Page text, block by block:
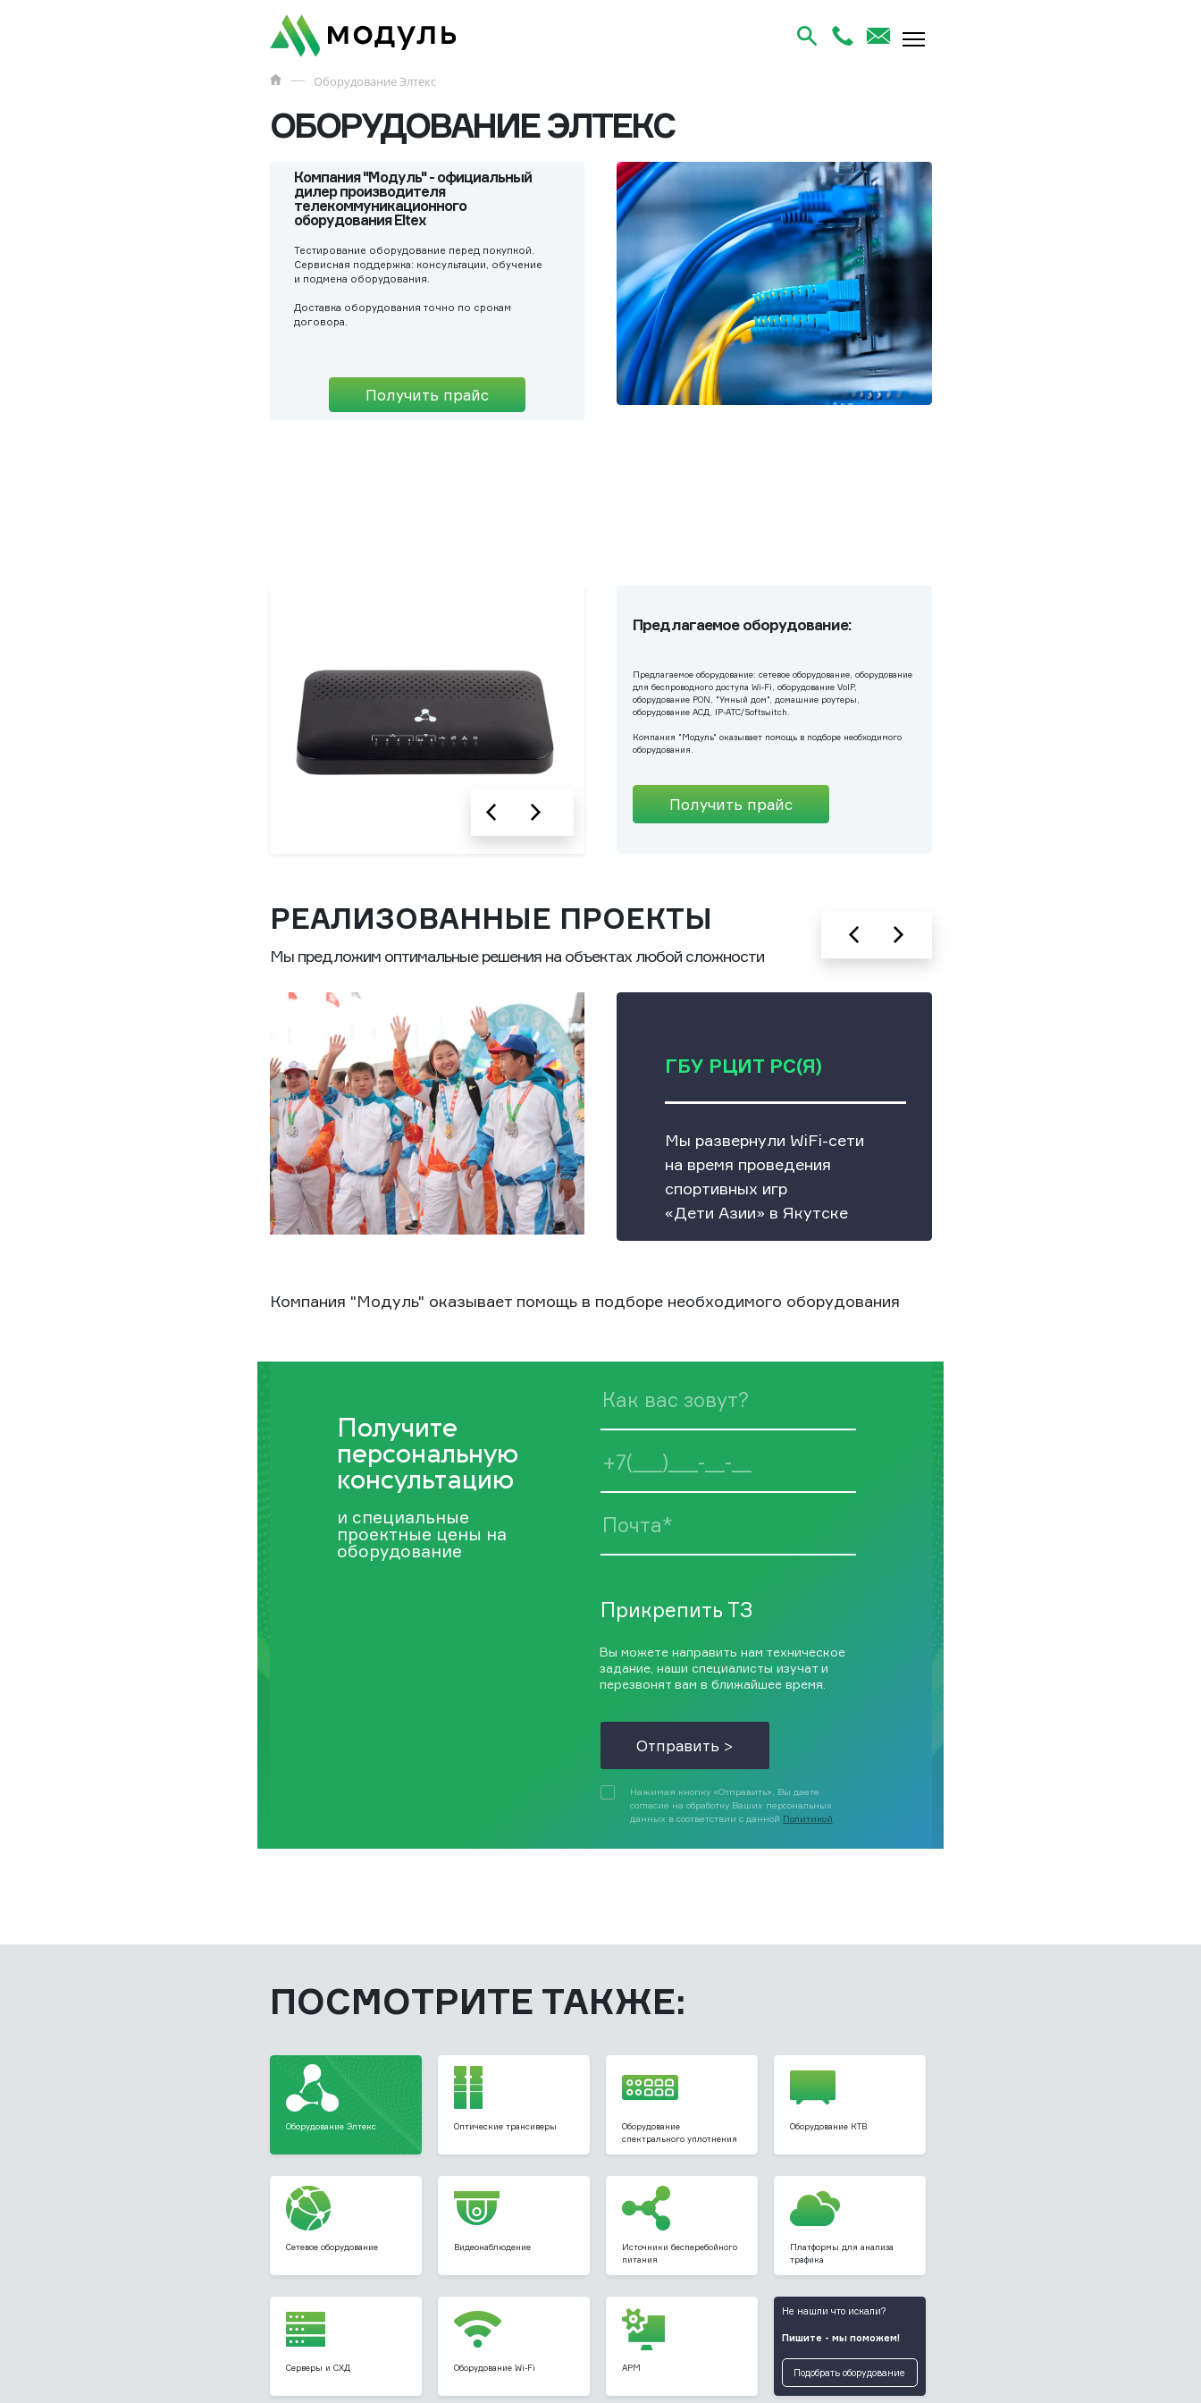
Оборудование Элтекс
ОБОРУДОВАНИЕ ЭЛТЕКС
Компания "Модуль" - официальный
дилер производителя
телекоммуникационного
оборудования Eltex ​
Тестирование оборудование перед покупкой.
Сервисная поддержка: консультации, обучение
и подмена оборудования.
Доставка оборудования точно по срокам
договора.
Получить прайс
Предлагаемое оборудование:
Предлагаемое оборудование: сетевое оборудование, оборудование
для беспроводного доступа Wi-Fi, оборудование VoIP,
оборудование PON, "Умный дом", домашние роутеры,
оборудование АСД, IP-АТС/Softswitch.
Компания "Модуль" оказывает помощь в подборе необходимого
оборудования.
Получить прайс
РЕАЛИЗОВАННЫЕ ПРОЕКТЫ
Мы предложим оптимальные решения на объектах любой сложности
ГБУ РЦИТ РС(Я)
Мы развернули WiFi-сети
на время проведения
спортивных игр
«Дети Азии» в Якутске
Компания "Модуль" оказывает помощь в подборе необходимого оборудования
Получите
персональную
консультацию
и специальные
проектные цены на
оборудование
Прикрепить ТЗ
Вы можете направить нам техническое
задание, наши специалисты изучат и
перезвонят вам в ближайшее время.
Отправить >
Нажимая кнопку «Отправить», Вы даете
согласие на обработку Ваших персональных
данных в соответствии с данной Политикой
ПОСМОТРИТЕ ТАКЖЕ:
Оборудование Элтекс Оптические трансиверы
Оборудование
спектрального уплотнения
Оборудование КТВ
Сетевое оборудование Видеонаблюдение
Источники бесперебойного
питания
Платформы для анализа
трафика
Серверы и СХД Оборудование Wi-Fi АРМ
Не нашли что искали?
Пишите - мы поможем!
Подобрать оборудование